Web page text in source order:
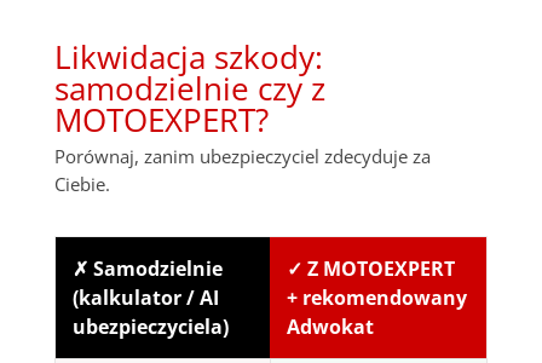
Likwidacja szkody:
samodzielnie czy z
MOTOEXPERT?
Porównaj, zanim ubezpieczyciel zdecyduje za
Ciebie.
✗ Samodzielnie
(kalkulator / AI
ubezpieczyciela)
✓ Z MOTOEXPERT
+ rekomendowany
Adwokat